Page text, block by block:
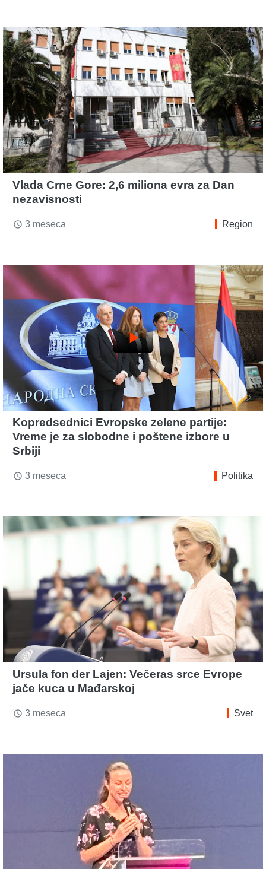
Vlada Crne Gore: 2,6 miliona evra za Dan
nezavisnosti
access_time 3 meseca Region
play_arrow
Kopredsednici Evropske zelene partije:
Vreme je za slobodne i poštene izbore u
Srbiji
access_time 3 meseca Politika
Ursula fon der Lajen: Večeras srce Evrope
jače kuca u Mađarskoj
access_time 3 meseca Svet